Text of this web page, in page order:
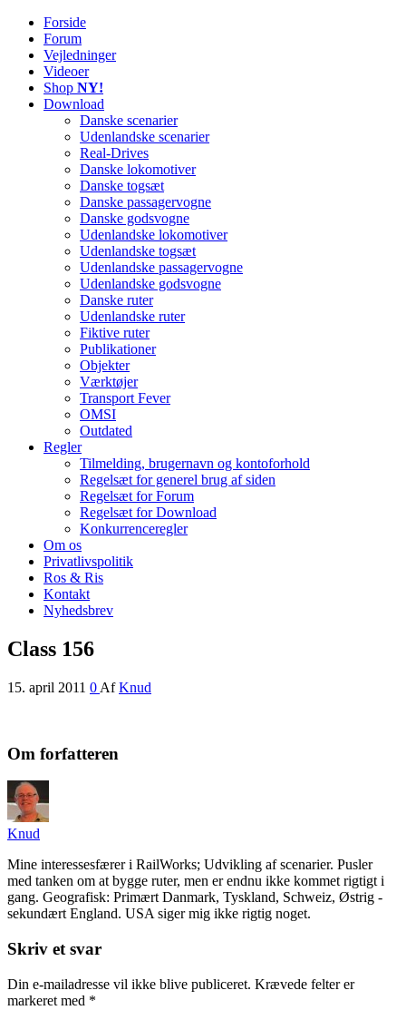
Railworks Danmark
Det danske site om Train Simulator Classic
Forside
Forum
Vejledninger
Videoer
Shop NY!
Download
Danske scenarier
Udenlandske scenarier
Real-Drives
Danske lokomotiver
Danske togsæt
Danske passagervogne
Danske godsvogne
Udenlandske lokomotiver
Udenlandske togsæt
Udenlandske passagervogne
Udenlandske godsvogne
Danske ruter
Udenlandske ruter
Fiktive ruter
Publikationer
Objekter
Værktøjer
Transport Fever
OMSI
Outdated
Regler
Tilmelding, brugernavn og kontoforhold
Regelsæt for generel brug af siden
Regelsæt for Forum
Regelsæt for Download
Konkurrenceregler
Om os
Privatlivspolitik
Ros & Ris
Kontakt
Nyhedsbrev
Class 156
15. april 2011 0 Af Knud
Om forfatteren
Knud
Mine interessesfærer i RailWorks; Udvikling af scenarier. Pusler
med tanken om at bygge ruter, men er endnu ikke kommet rigtigt i
gang. Geografisk: Primært Danmark, Tyskland, Schweiz, Østrig -
sekundært England. USA siger mig ikke rigtig noget.
Skriv et svar
Din e-mailadresse vil ikke blive publiceret. Krævede felter er
markeret med *